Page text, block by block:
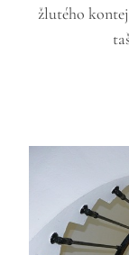
žlutého